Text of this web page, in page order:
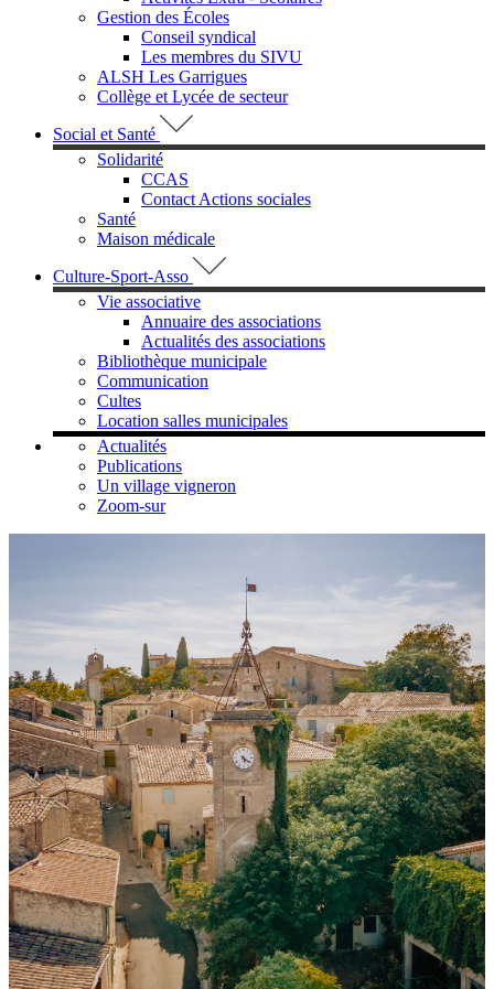
Gestion des Écoles
Conseil syndical
Les membres du SIVU
ALSH Les Garrigues
Collège et Lycée de secteur
Social et Santé
Solidarité
CCAS
Contact Actions sociales
Santé
Maison médicale
Culture-Sport-Asso
Vie associative
Annuaire des associations
Actualités des associations
Bibliothèque municipale
Communication
Cultes
Location salles municipales
Actualités
Publications
Un village vigneron
Zoom-sur